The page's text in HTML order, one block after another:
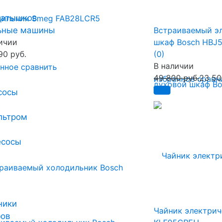
машины
сравнить
Smeg FAB28LCR5
руб.
избранное
Встраиваемый
шкаф Bosch
(0)
В наличии
49 800 руб.23
Чайник